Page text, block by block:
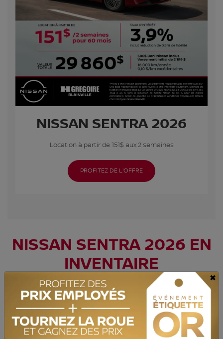
NISSAN SENTRA 2026 EN
INVENTAIRE
NISSAN SENTRA 2026
Location à partir de 151$ aux 2 semaines
PROFITEZ DE L'OFFRE
×